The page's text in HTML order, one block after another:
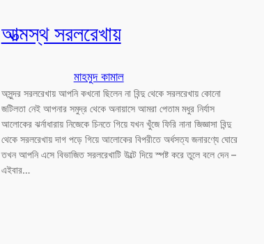
আত্মস্থ সরলরেখায়
মাহমুদ কামাল
অসুন্দর সরলরেখায় আপনি কখনো ছিলেন না বিন্দু থেকে সরলরেখায় কোনো
জটিলতা নেই আপনার সমুদ্র থেকে অনায়াসে আমরা পেতাম মধুর নির্যাস
আলোকের ঝর্নাধারায় নিজেকে চিনতে গিয়ে যখন খুঁজে ফিরি নানা জিজ্ঞাসা বিন্দু
থেকে সরলরেখায় দাগ পড়ে গিয়ে আলোকের বিপরীতে অর্ধসত্য জনারণ্যে ঘোরে
তখন আপনি এসে বিভাজিত সরলরেখাটি উল্টে দিয়ে স্পষ্ট করে তুলে বলে দেন –
এইবার…